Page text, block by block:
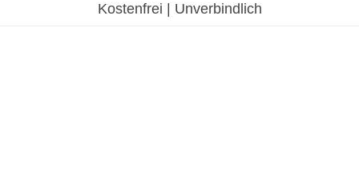
Kostenfrei | Unverbindlich